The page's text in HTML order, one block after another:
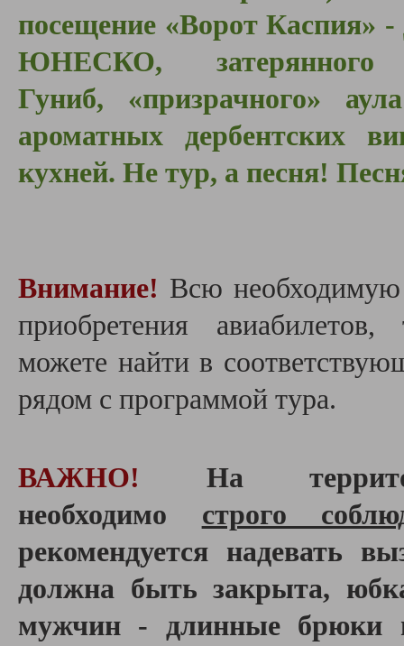
посещение «Ворот Каспия» -
ЮНЕСКО,
Гуниб, «призрачного»
ароматных дербентских
кухней. Не тур, а песня!
Внимание! Всю
приобретения авиабилетов,
можете найти в
рядом с программой тура.
ВАЖНО!
На
необходимо строго
рекомендуется надевать
должна быть закрыта,
мужчин - длинные брюки